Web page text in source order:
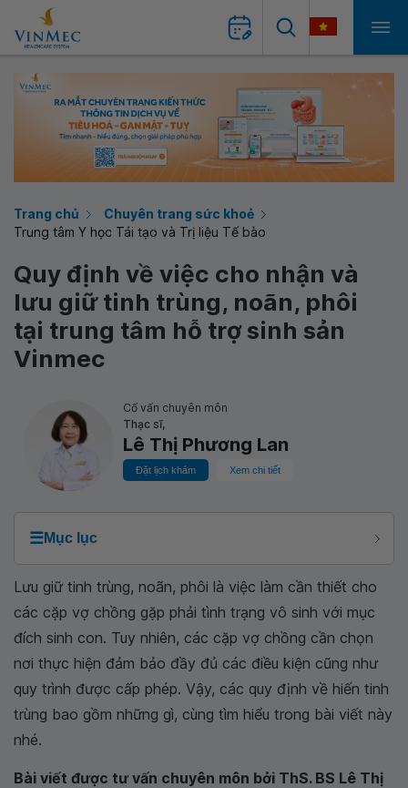
Trang chủ
Chuyên trang sức khoẻ
Trung tâm Y học Tái tạo và Trị liệu Tế bào
Quy định về việc cho nhận và
lưu giữ tinh trùng, noãn, phôi
tại trung tâm hỗ trợ sinh sản
Vinmec
Cố vấn chuyên môn
Thạc sĩ,
Lê Thị Phương Lan
Đặt lịch khám Xem chi tiết
☰Mục lục
Lưu giữ tinh trùng, noãn, phôi là việc làm cần thiết cho
các cặp vợ chồng gặp phải tình trạng vô sinh với mục
đích sinh con. Tuy nhiên, các cặp vợ chồng cần chọn
nơi thực hiện đảm bảo đầy đủ các điều kiện cũng như
quy trình được cấp phép. Vậy, các quy định về hiến tinh
trùng bao gồm những gì, cùng tìm hiểu trong bài viết này
nhé.
Bài viết được tư vấn chuyên môn bởi ThS. BS Lê Thị